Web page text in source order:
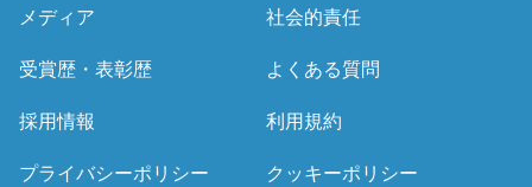
メディア 社会的責任
受賞歴・表彰歴 よくある質問
採用情報 利用規約
プライバシーポリシー クッキーポリシー